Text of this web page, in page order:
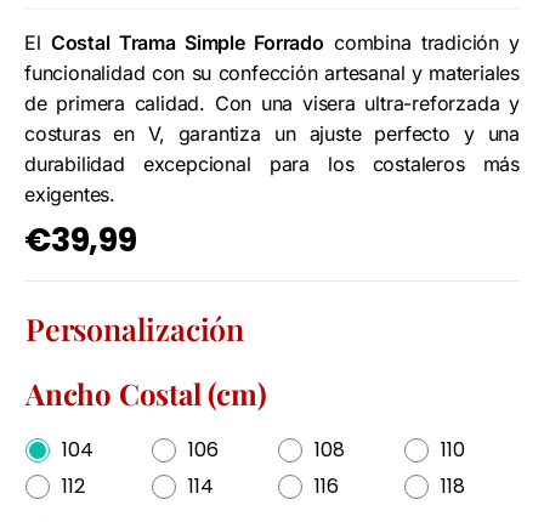
El Costal Trama Simple Forrado combina tradición y
funcionalidad con su confección artesanal y materiales
de primera calidad. Con una visera ultra-reforzada y
costuras en V, garantiza un ajuste perfecto y una
durabilidad excepcional para los costaleros más
exigentes.
€39,99
Personalización
Ancho Costal (cm)
104 106 108
110
112
114 116 118